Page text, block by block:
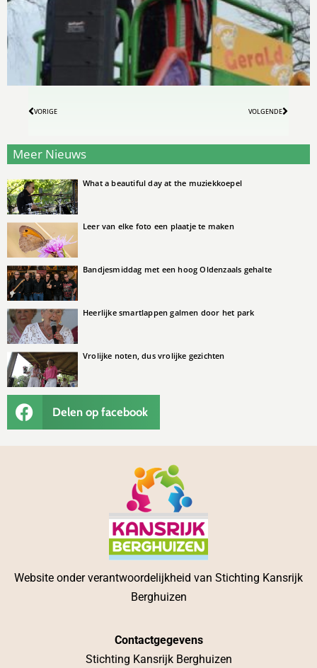
VORIGE VOLGENDE
Meer Nieuws
What a beautiful day at the muziekkoepel
Leer van elke foto een plaatje te maken
Bandjesmiddag met een hoog Oldenzaals gehalte
Heerlijke smartlappen galmen door het park
Vrolijke noten, dus vrolijke gezichten
Delen op facebook
Website onder verantwoordelijkheid van Stichting Kansrijk
Berghuizen
Contactgegevens
Stichting Kansrijk Berghuizen